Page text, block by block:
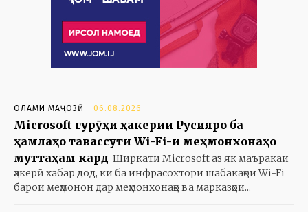
ОЛАМИ МАҶОЗӢ 06.08.2026
Microsoft гурӯҳи ҳакерии Русияро ба
ҳамлаҳо тавассути Wi-Fi-и меҳмонхонаҳо
муттаҳам кард Ширкати Microsoft аз як маъракаи
ҳакерӣ хабар дод, ки ба инфрасохтори шабакаҳои Wi-Fi
барои меҳмонон дар меҳмонхонаҳо ва марказҳои...